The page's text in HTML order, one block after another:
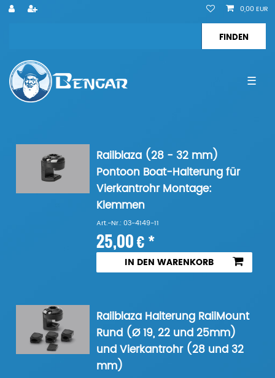
0,00 EUR
☰
Railblaza (28 - 32 mm)
Pontoon Boat-Halterung für
Vierkantrohr Montage:
Klemmen
Art.-Nr.: 03-4149-11
25,00 € *
IN DEN WARENKORB
Railblaza Halterung RailMount
Rund (Ø 19, 22 und 25mm)
und Vierkantrohr (28 und 32
mm)